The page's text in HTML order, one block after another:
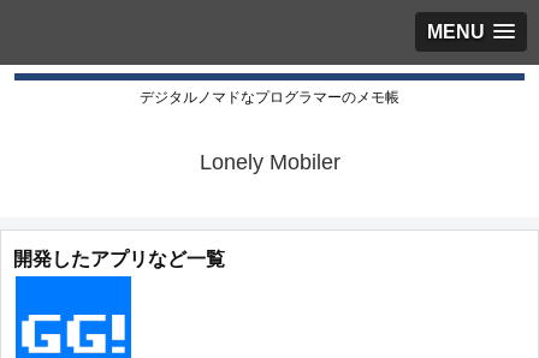
MENU
デジタルノマドなプログラマーのメモ帳
Lonely Mobiler
開発したアプリなど一覧